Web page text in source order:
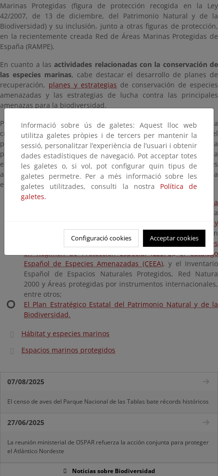
Marinas Protegidas (figura de protección recogida en la Ley
42/2007, de 13 de diciembre, del Patrimonio Natural y de la
Biodiversidad) y su inclusión, junto a otras figuras de protección,
en la recientemente creada Red de Áreas Marinas Protegidas de
España (RAMPE).
En cuanto a lasactividades relacionadas con la conservación de
las especies marinas, cabe destacar el desarrollo de planes de
recuperación, planes y estrategias de conservación de especies
amenazadas y las estrategias de lucha contra las principales
amenazas para la biodiversidad.
Por otro lado, destacan las actividades relacionadas con la
creación y la mejora del conocimiento sobre la biodiversidad y el
patrimonio natural marinos, y las encaminadas hacia la correcta
planificación del espacio y de los recursos naturales (como es la
elaboración de inventarios, listados, catálogos, indicadores
asociados, etc.). En concreto, con relación a los instrumentos para
el conocimiento y la planificación, destacan:
ElInventario Español del Patrimonio Natural y de la
y, como parte integrante de este, la
Inventario Español de Hábitats y
Especies Marinos, el Catálogo Español de Hábitats en
Peligro de Desaparición, elListado de Especies Silvestres
en Régimen de Protección Especial (LESPE), el Catálogo
Español de Especies Amenazadas (CEEA), y el Inventario
Español de Espacios Naturales Protegidos, Red Natura
2000 y Áreas protegidas por instrumentos internacionales,
entre otros;
El Plan Estratégico Estatal del Patrimonio Natural y de la
Biodiversidad.
Hábitat y especies marinos
Espacios marinos protegidos
07/08/2025
El censo de aves del Parque Nacional de las Tablas bate récords históricos
27/06/2025
La reunión ministerial de OSPAR refuerza la acción conjunta para proteger
el Atlántico Nordeste
Noticias sobre Biodiversidad
Informació sobre ús de galetes: Aquest lloc web
utilitza galetes pròpies i de tercers per mantenir la
sessió, personalitzar l’experiència de l’usuari i obtenir
dades estadístiques de navegació. Pot acceptar totes
les galetes o, si vol, pot configurar quin tipus de
galetes permetre. Per a més informació sobre les
galetes utilitzades, consulti la nostra Política de
galetes.
Configuració cookies Acceptar cookies